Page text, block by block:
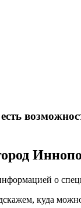
о
куда